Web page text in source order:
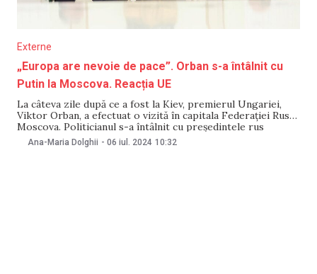
Externe
„Europa are nevoie de pace”. Orban s-a întâlnit cu
Putin la Moscova. Reacția UE
La câteva zile după ce a fost la Kiev, premierul Ungariei,
Viktor Orban, a efectuat o vizită în capitala Federației Ruse,
Moscova. Politicianul s-a întâlnit cu președintele rus
Vladimir Putin, cu care a discutat despre posibilitatea
negocierilor de pace cu Ucraina pentru încheierea invaziei
Ana-Maria Dolghii - 06 iul. 2024 10:32